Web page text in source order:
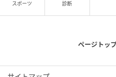
スポーツ 診断
ページトッ